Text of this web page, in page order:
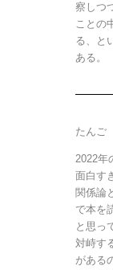
察しつ
ことの
る、と
ある。
たんご
2022年
面白す
関係論
で本を
と思っ
対峙す
がある